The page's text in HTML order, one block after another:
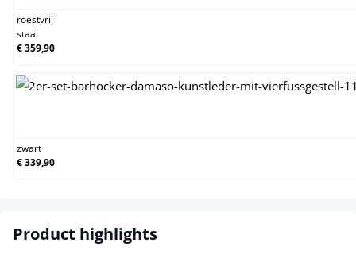
roestvrij
staal
€ 359,90
zwart
€ 339,90
Product highlights